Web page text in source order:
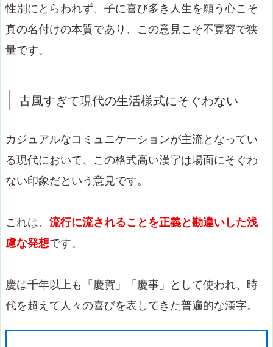
性別にとらわれず、子に喜び多き人生を願う心こそ
真の名付けの本質であり、この意見こそ不寛容で狭
量です。
古風すぎて現代の生活様式にそぐわない
カジュアルなコミュニケーションが主流となってい
る現代において、この格式高い漢字は場面にそぐわ
ない印象だという意見です。
これは、 流行に流されることを正義と勘違いした浅
慮な発想です。
慶は千年以上も「慶賀」「慶事」として使われ、時
代を超えて人々の喜びを表してきた普遍的な漢字。